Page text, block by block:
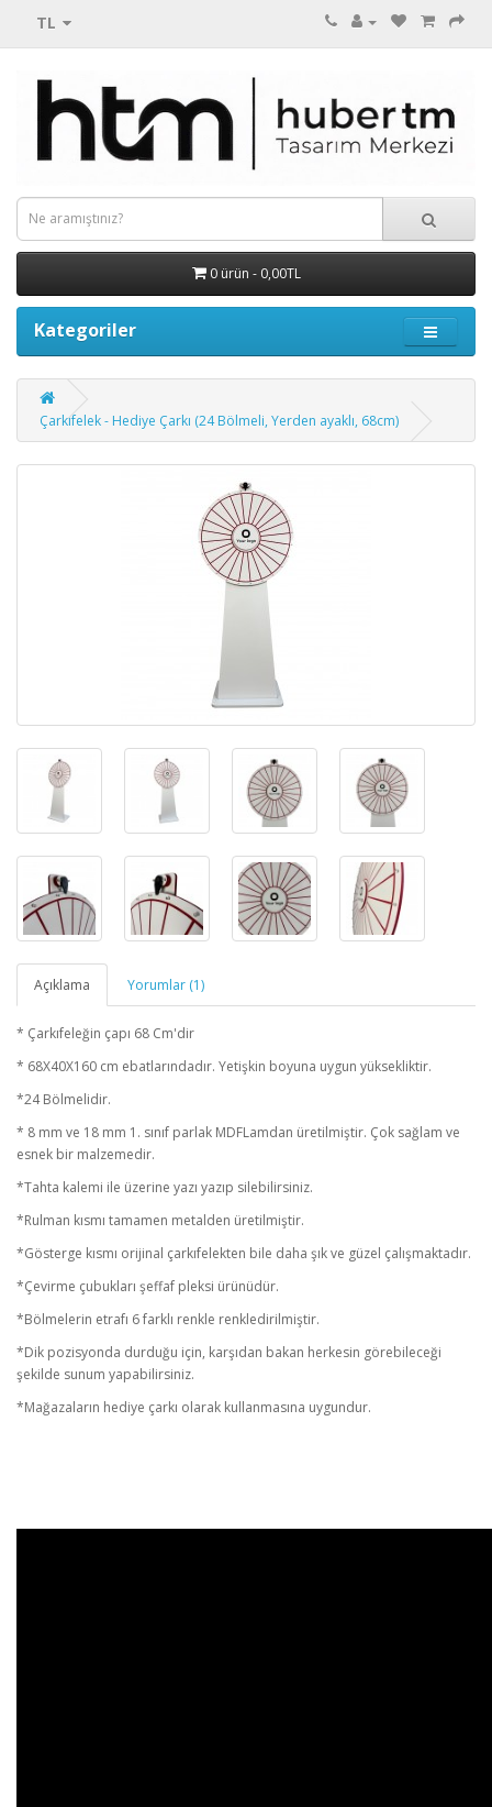
TL
0 ürün - 0,00TL
Kategoriler
Çarkıfelek - Hediye Çarkı (24 Bölmeli, Yerden ayaklı, 68cm)
Açıklama Yorumlar (1)
* Çarkıfeleğin çapı 68 Cm'dir
* 68X40X160 cm ebatlarındadır. Yetişkin boyuna uygun yüksekliktir.
*24 Bölmelidir.
* 8 mm ve 18 mm 1. sınıf parlak MDFLamdan üretilmiştir. Çok sağlam ve
esnek bir malzemedir.
*Tahta kalemi ile üzerine yazı yazıp silebilirsiniz.
*Rulman kısmı tamamen metalden üretilmiştir.
*Gösterge kısmı orijinal çarkıfelekten bile daha şık ve güzel çalışmaktadır.
*Çevirme çubukları şeffaf pleksi ürünüdür.
*Bölmelerin etrafı 6 farklı renkle renkledirilmiştir.
*Dik pozisyonda durduğu için, karşıdan bakan herkesin görebileceği
şekilde sunum yapabilirsiniz.
*Mağazaların hediye çarkı olarak kullanmasına uygundur.